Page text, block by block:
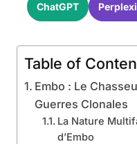
ChatGPT
Table of
Embo : Le
Guerres Clonales
La Nature
d’Embo